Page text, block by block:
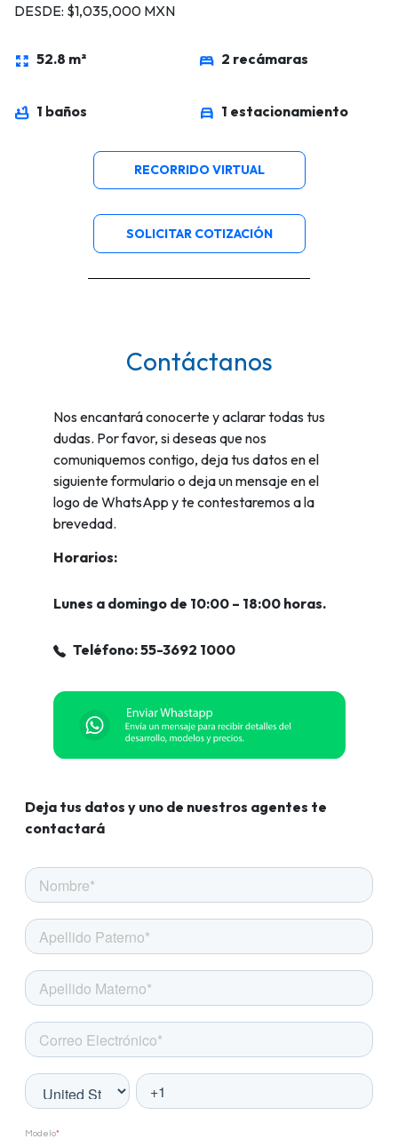
DESDE: $1,035,000 MXN
zoom_out_map 52.8 m² bed 2 recámaras
bathtub 1 baños directions_car 1 estacionamiento
RECORRIDO VIRTUAL
SOLICITAR COTIZACIÓN
Contáctanos
Nos encantará conocerte y aclarar todas tus
dudas. Por favor, si deseas que nos
comuniquemos contigo, deja tus datos en el
siguiente formulario o deja un mensaje en el
logo de WhatsApp y te contestaremos a la
brevedad.
Horarios:
Lunes a domingo de 10:00 – 18:00 horas.
Teléfono: 55-3692 1000
Deja tus datos y uno de nuestros agentes te
contactará